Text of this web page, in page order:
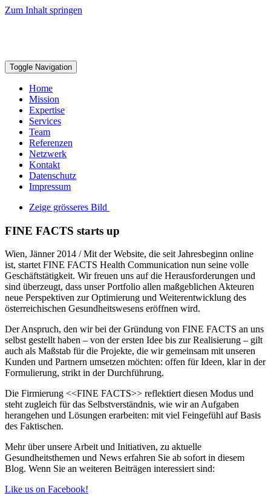
Zum Inhalt springen
Toggle Navigation
Home
Mission
Expertise
Services
Team
Referenzen
Netzwerk
Kontakt
Datenschutz
Impressum
Zeige grösseres Bild
FINE FACTS starts up
Wien, Jänner 2014 / Mit der Website, die seit Jahresbeginn online
ist, startet FINE FACTS Health Communication nun seine volle
Geschäftstätigkeit. Wir freuen uns auf die Herausforderungen und
sind überzeugt, dass unser Portfolio allen maßgeblichen Akteuren
neue Perspektiven zur Optimierung und Weiterentwicklung des
österreichischen Gesundheitswesens eröffnen wird.
Der Anspruch, den wir bei der Gründung von FINE FACTS an uns
selbst gestellt haben – von der ersten Idee bis zur Realisierung – gilt
auch als Maßstab für die Projekte, die wir gemeinsam mit unseren
Kunden und Partnern umsetzen möchten: offen für Ideen, klar in der
Formulierung, strikt in der Durchführung.
Die Firmierung <<FINE FACTS>> reflektiert diesen Modus und
steht zugleich für das Selbstverständnis, wie wir an Aufgaben
herangehen und Lösungen erarbeiten: mit viel Feingefühl auf Basis
des Faktischen.
Mehr über unsere Arbeit und Initiativen, zu aktuelle
Gesundheitsthemen und News erfahren Sie ab sofort in diesem
Blog. Wenn Sie an weiteren Beiträgen interessiert sind:
Like us on Facebook!